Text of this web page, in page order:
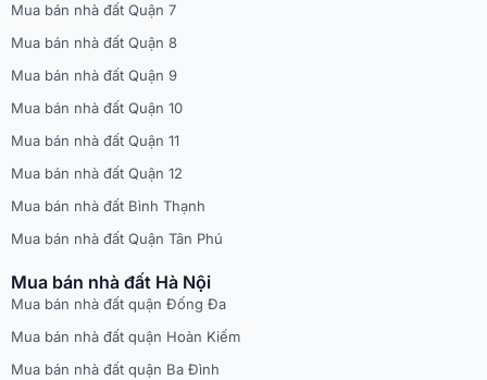
Mua bán nhà đất Quận 7
Mua bán nhà đất Quận 8
Mua bán nhà đất Quận 9
Mua bán nhà đất Quận 10
Mua bán nhà đất Quận 11
Mua bán nhà đất Quận 12
Mua bán nhà đất Bình Thạnh
Mua bán nhà đất Quận Tân Phú
Mua bán nhà đất Hà Nội
Mua bán nhà đất quận Đống Đa
Mua bán nhà đất quận Hoàn Kiếm
Mua bán nhà đất quận Ba Đình